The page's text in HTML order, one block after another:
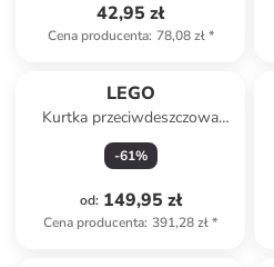
42,95 zł
Cena producenta: 78,08 zł*
LEGO
Kurtka przeciwdeszczowa
''Lwjad 203'' w kolorze
fioletowym
-61%
od: 149,95 zł
Cena producenta: 391,28 zł*